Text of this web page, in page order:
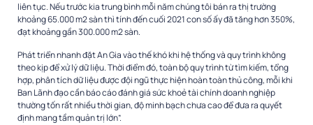
liên tục. Nếu trước kia trung bình mỗi năm chúng tôi bán ra thị trường
khoảng 65.000 m2 sàn thì tính đến cuối 2021 con số ấy đã tăng hơn 350%,
đạt khoảng gần 300.000 m2 sàn.
Phát triển nhanh đặt An Gia vào thế khó khi hệ thống và quy trình không
theo kịp để xử lý dữ liệu. Thời điểm đó, toàn bộ quy trình từ tìm kiếm, tổng
hợp, phân tích dữ liệu được đội ngũ thực hiện hoàn toàn thủ công, mỗi khi
Ban Lãnh đạo cần báo cáo đánh giá sức khoẻ tài chính doanh nghiệp
thường tốn rất nhiều thời gian, độ minh bạch chưa cao để đưa ra quyết
định mang tầm quản trị lớn”.